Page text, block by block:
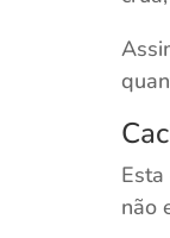
não